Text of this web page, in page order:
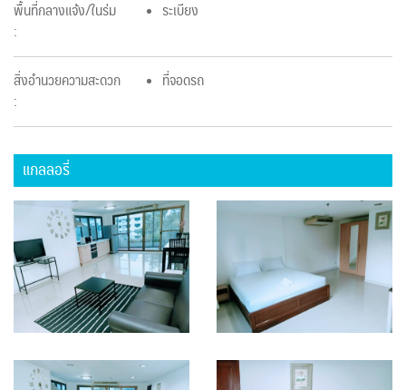
พื้นที่กลางแจ้ง/ในร่ม
:
ระเบียง
สิ่งอำนวยความสะดวก
:
ที่จอดรถ
แกลลอรี่